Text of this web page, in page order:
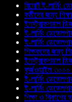
রিমোট ই-লার্নিং
কর্মীদের জন্য
ইনস্ট্রাকশনাল
ই-লার্নিং
ই-লার্নিং
শিক্ষকদের জন্য
ইনস্ট্রাকশনাল
কুর্জওয়াইল ৩০০০
ই-লার্নিং
ই-লার্নিং
শিক্ষা ও বিকাশের